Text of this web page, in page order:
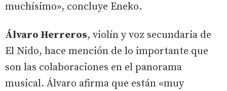
muchísimo», concluye Eneko.
Álvaro Herreros, violín y voz secundaria de
El Nido, hace mención de lo importante que
son las colaboraciones en el panorama
musical. Álvaro afirma que están «muy